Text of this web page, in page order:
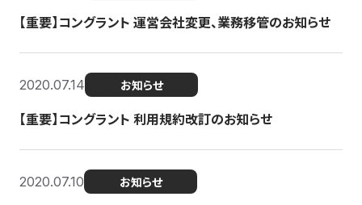
【重要】コングラント 運営会社変更、業務移管のお知らせ
2020.07.14 お知らせ
【重要】コングラント 利用規約改訂のお知らせ
2020.07.10 お知らせ